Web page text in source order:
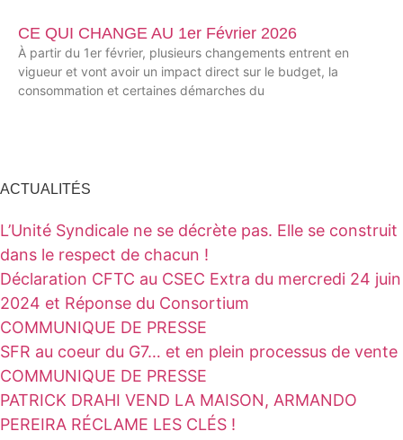
CE QUI CHANGE AU 1er Février 2026
À partir du 1er février, plusieurs changements entrent en
vigueur et vont avoir un impact direct sur le budget, la
consommation et certaines démarches du
ACTUALITÉS
L’Unité Syndicale ne se décrète pas. Elle se construit
dans le respect de chacun !
Déclaration CFTC au CSEC Extra du mercredi 24 juin
2024 et Réponse du Consortium
COMMUNIQUE DE PRESSE
SFR au coeur du G7… et en plein processus de vente
COMMUNIQUE DE PRESSE
PATRICK DRAHI VEND LA MAISON, ARMANDO
PEREIRA RÉCLAME LES CLÉS !